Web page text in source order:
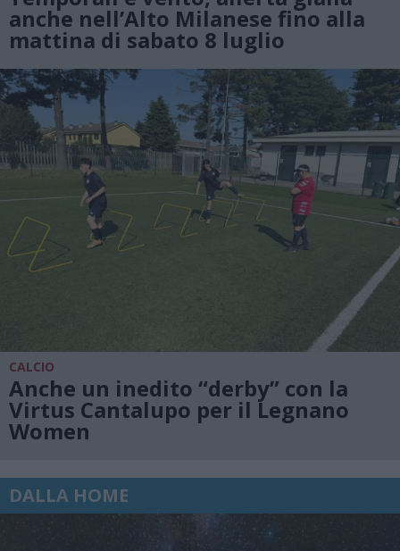
anche nell’Alto Milanese fino alla
mattina di sabato 8 luglio
CALCIO
Anche un inedito “derby” con la
Virtus Cantalupo per il Legnano
Women
DALLA HOME